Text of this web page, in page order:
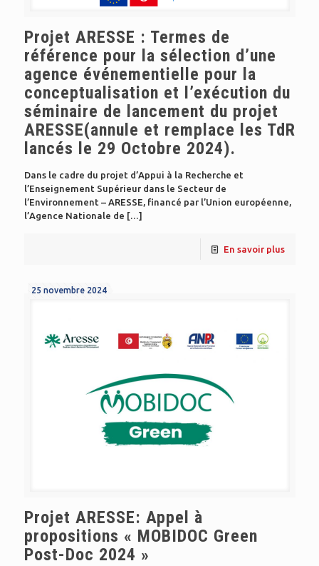
Projet ARESSE : Termes de
référence pour la sélection d’une
agence événementielle pour la
conceptualisation et l’exécution du
séminaire de lancement du projet
ARESSE(annule et remplace les TdR
lancés le 29 Octobre 2024).
Dans le cadre du projet d’Appui à la Recherche et
l’Enseignement Supérieur dans le Secteur de
l’Environnement – ARESSE, financé par l’Union européenne,
l’Agence Nationale de […]
En savoir plus
25 novembre 2024
Projet ARESSE: Appel à
propositions « MOBIDOC Green
Post-Doc 2024 »